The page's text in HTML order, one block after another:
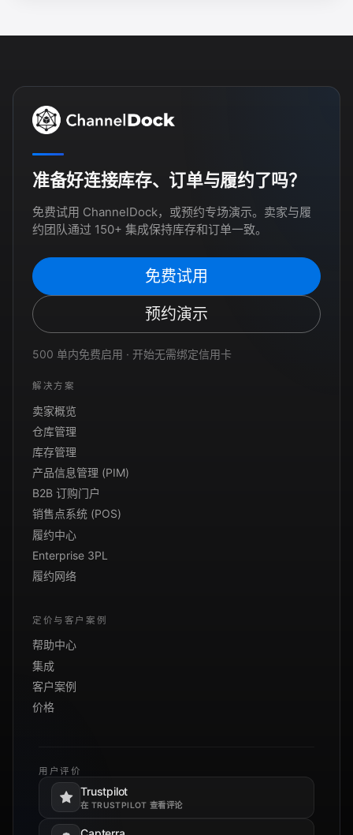
准备好连接库存、订单与履约了吗？
免费试用 ChannelDock，或预约专场演示。卖家与履
约团队通过 150+ 集成保持库存和订单一致。
免费试用
预约演示
500 单内免费启用 · 开始无需绑定信用卡
解决方案
卖家概览
仓库管理
库存管理
产品信息管理 (PIM)
B2B 订购门户
销售点系统 (POS)
履约中心
Enterprise 3PL
履约网络
定价与客户案例
帮助中心
集成
客户案例
价格
用户评价
Trustpilot
在 TRUSTPILOT 查看评论
在新标签页打开。